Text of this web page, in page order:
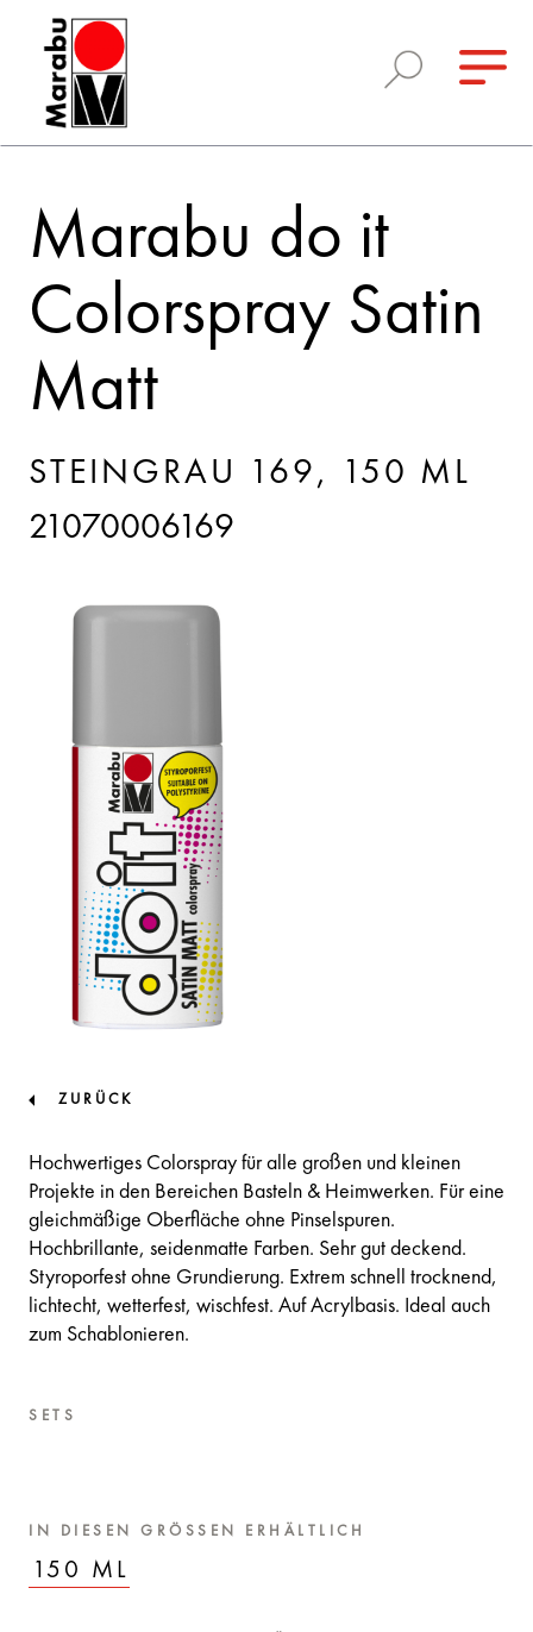
Marabu do it
Colorspray Satin
Matt
STEINGRAU 169, 150 ML
21070006169
ZURÜCK
Hochwertiges Colorspray für alle großen und kleinen
Projekte in den Bereichen Basteln & Heimwerken. Für eine
gleichmäßige Oberfläche ohne Pinselspuren.
Hochbrillante, seidenmatte Farben. Sehr gut deckend.
Styroporfest ohne Grundierung. Extrem schnell trocknend,
lichtecht, wetterfest, wischfest. Auf Acrylbasis. Ideal auch
zum Schablonieren.
SETS
IN DIESEN GRÖSSEN ERHÄLTLICH
150 ML